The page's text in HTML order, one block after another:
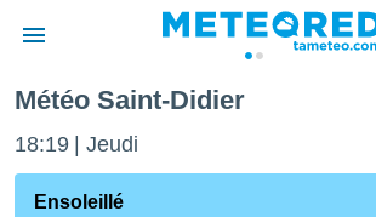
de
Météo Saint-Didier
18:19 Jeudi
Ensoleillé